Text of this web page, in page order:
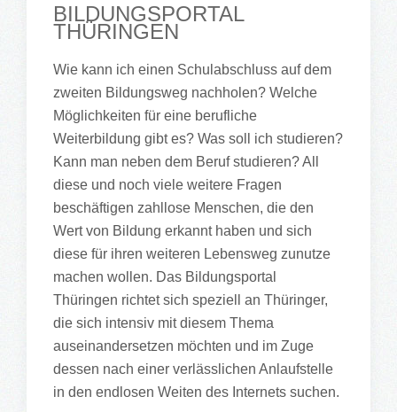
BILDUNGSPORTAL
THÜRINGEN
Wie kann ich einen Schulabschluss auf dem
zweiten Bildungsweg nachholen? Welche
Möglichkeiten für eine berufliche
Weiterbildung gibt es? Was soll ich studieren?
Kann man neben dem Beruf studieren? All
diese und noch viele weitere Fragen
beschäftigen zahllose Menschen, die den
Wert von Bildung erkannt haben und sich
diese für ihren weiteren Lebensweg zunutze
machen wollen. Das Bildungsportal
Thüringen richtet sich speziell an Thüringer,
die sich intensiv mit diesem Thema
auseinandersetzen möchten und im Zuge
dessen nach einer verlässlichen Anlaufstelle
in den endlosen Weiten des Internets suchen.